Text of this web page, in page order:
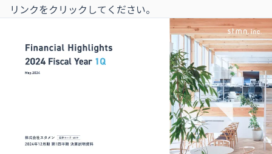
リンクをクリックしてください。